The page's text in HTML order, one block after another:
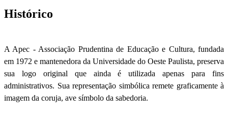
Histórico
A Apec - Associação Prudentina de Educação e Cultura, fundada
em 1972 e mantenedora da Universidade do Oeste Paulista, preserva
sua logo original que ainda é utilizada apenas para fins
administrativos. Sua representação simbólica remete graficamente à
imagem da coruja, ave símbolo da sabedoria.